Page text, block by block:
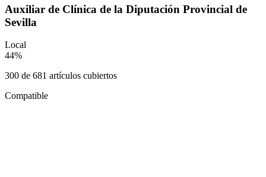
Auxiliar de Clínica de la Diputación Provincial de
Sevilla
Local
44%
300 de 681 artículos cubiertos
Compatible